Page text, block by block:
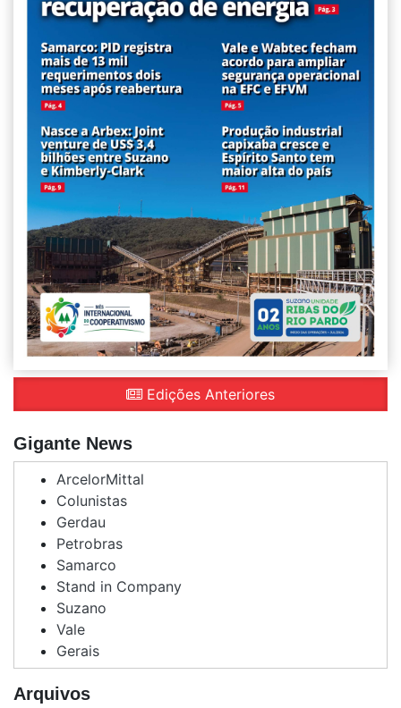
Edições Anteriores
Gigante News
ArcelorMittal
Colunistas
Gerdau
Petrobras
Samarco
Stand in Company
Suzano
Vale
Gerais
Arquivos